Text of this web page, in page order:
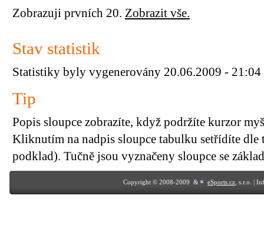
Zobrazuji prvních 20. Zobrazit vše.
Stav statistik
Statistiky byly vygenerovány 20.06.2009 - 21:04
Tip
Popis sloupce zobrazíte, když podržíte kurzor
Kliknutím na nadpis sloupce tabulku setřídíte dle
podklad). Tučně jsou vyznačeny sloupce se
Copyright © 2008-2009 & eSports.cz , s.r.o. |